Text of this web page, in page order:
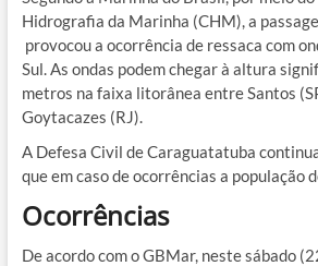
Hidrografia da Marinha (CHM), a
provocou a ocorrência de ressaca com
Sul. As ondas podem chegar à altura
metros na faixa litorânea entre Santos
Goytacazes (RJ).
A Defesa Civil de Caraguatatuba
que em caso de ocorrências a população
Ocorrências
De acordo com o GBMar, neste sábado